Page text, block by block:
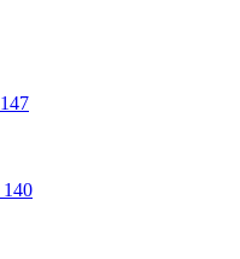
147
140